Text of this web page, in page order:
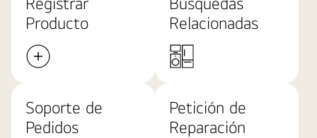
Producto
Relacionadas
Soporte de
Pedidos
Petición de
Reparación